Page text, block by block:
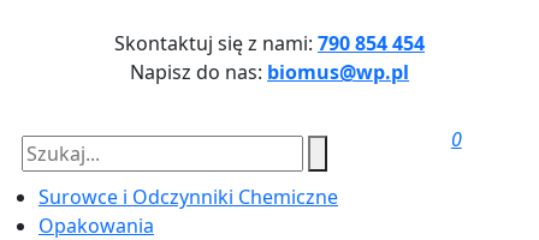
Skontaktuj się z nami: 790 854 454
Napisz do nas: biomus@wp.pl
0
Surowce i Odczynniki Chemiczne
Opakowania